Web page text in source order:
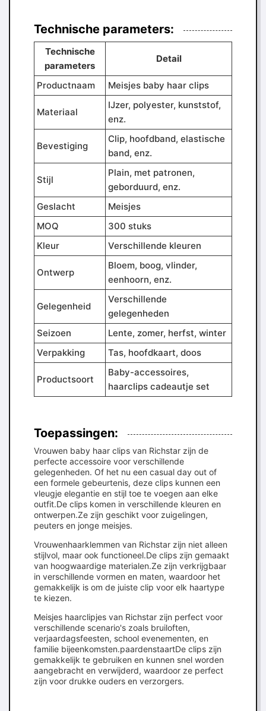
Technische parameters:
Technische
parameters
Detail
Productnaam Meisjes baby haar clips
Materiaal
IJzer, polyester, kunststof,
enz.
Bevestiging
Clip, hoofdband, elastische
band, enz.
Stijl
Plain, met patronen,
geborduurd, enz.
Geslacht
Meisjes
MOQ
300 stuks
Kleur
Verschillende kleuren
Ontwerp
Bloem, boog, vlinder,
eenhoorn, enz.
Gelegenheid
Verschillende
gelegenheden
Seizoen
Lente, zomer, herfst, winter
Verpakking
Tas, hoofdkaart, doos
Productsoort
Baby-accessoires,
haarclips cadeautje set
Toepassingen:
Vrouwen baby haar clips van Richstar zijn de
perfecte accessoire voor verschillende
gelegenheden. Of het nu een casual day out of
een formele gebeurtenis, deze clips kunnen een
vleugje elegantie en stijl toe te voegen aan elke
outfit.De clips komen in verschillende kleuren en
ontwerpen.Ze zijn geschikt voor zuigelingen,
peuters en jonge meisjes.
Vrouwenhaarklemmen van Richstar zijn niet alleen
stijlvol, maar ook functioneel.De clips zijn gemaakt
van hoogwaardige materialen.Ze zijn verkrijgbaar
in verschillende vormen en maten, waardoor het
gemakkelijk is om de juiste clip voor elk haartype
te kiezen.
Meisjes haarclipjes van Richstar zijn perfect voor
verschillende scenario's zoals bruiloften,
verjaardagsfeesten, school evenementen, en
familie bijeenkomsten.paardenstaartDe clips zijn
gemakkelijk te gebruiken en kunnen snel worden
aangebracht en verwijderd, waardoor ze perfect
zijn voor drukke ouders en verzorgers.